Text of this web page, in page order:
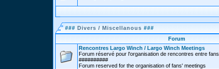
### Divers / Miscellanous ###
Forum
Rencontres Largo Winch / Largo Winch Meetings
Forum réservé pour l'organisation de rencontres entre fans
##########
Forum reserved for the organisation of fans' meetings